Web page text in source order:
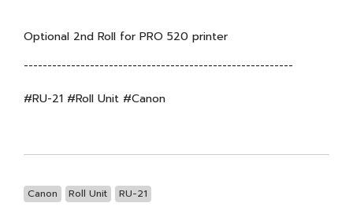
Optional 2nd Roll for PRO 520 printer
---------------------------------------------------------
#RU-21 #Roll Unit #Canon
Canon Roll Unit RU-21